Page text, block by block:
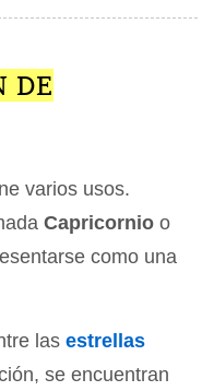
DE
varios usos.
Capricornio o
como una
las estrellas
se encuentran